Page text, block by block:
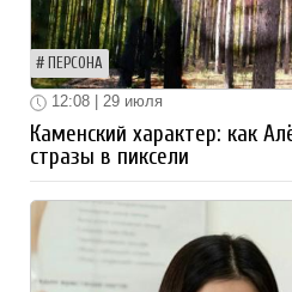
ПЕРСОНА
12:08 | 29 июля
Каменский характер: как
стразы в пиксели